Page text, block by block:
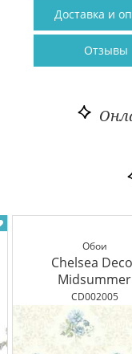
Доставка и
Отзывы
Обои
Chelsea
Midsummer
CD002005